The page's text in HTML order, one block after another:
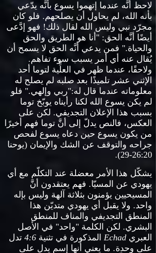
لاحظ أنَّه عندما إتهموا يسوع بأنَّه يدّعي
بأنه الله، لم يحاول أن يصلحهم. فلو كان
مجرّد نبي وليس الله لقال ذلك! فهو إدَّعى
أيضًا أنَّه الحق: " أنا هو الطريق والحق
والحياة." فمن يدعي أنَّه الحق لا يسمح أن
يُقال عنه أي أمر يسبب سوء تفاهم.
ولاحقًا، عندما ظهر في العلِّية لتوما أحد
الإثني عشر تلميذًا بعد صلبه لم يصلح له
معلوماته عندما قال له:"ربي وإلهي." فلو
لم يكن يسوع الله لكنا رأيناه يوبّخ توما
بسبب هذا الإعلان التجديفي. لكن على
العكس، فالنص يدلّ إلى أنَّ توما فهم أخيرًا
من يكون يسوع حين دعاه يسوع لفحص
جراحه والتوقف عن الشك والإيمان (يوحنا
26:20-29).
يشكّل هذا الأمر معضلة عند التكلّم مع أي
يهودي عن المسيّا. فهم يعتقدون أنَّ
المسيحيين يؤمنون بثلاثة آلهة وليس بإله
واحد. ولا يقبل أي يهودي متديّن هذا
المنطق التجديفي والمناف للمنطق
البشري. لكن الكلمة "واحد" في الأصل
العبري Echad المذكورة في تثنية 4:6 تدل
على وحدة. ما يعني أنها إسم يدل على